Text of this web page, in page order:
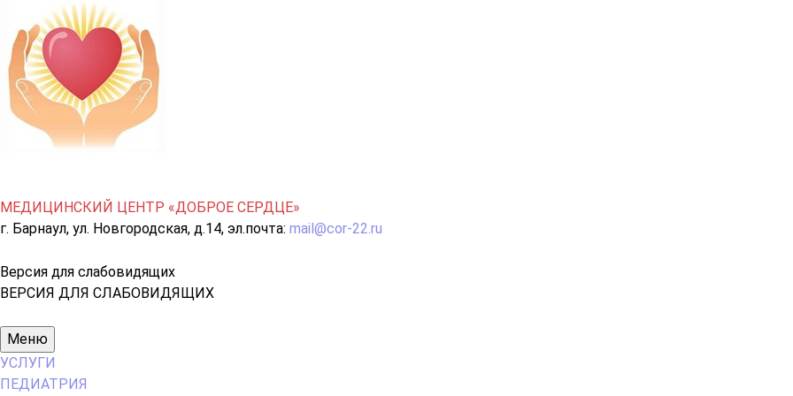
МЕДИЦИНСКИЙ ЦЕНТР «ДОБРОЕ СЕРДЦЕ»
г. Барнаул, ул. Новгородская, д.14, эл.почта: mail@cor-22.ru
Версия для слабовидящих
ВЕРСИЯ ДЛЯ СЛАБОВИДЯЩИХ
Основное
меню
Меню
УСЛУГИ
ПЕДИАТРИЯ